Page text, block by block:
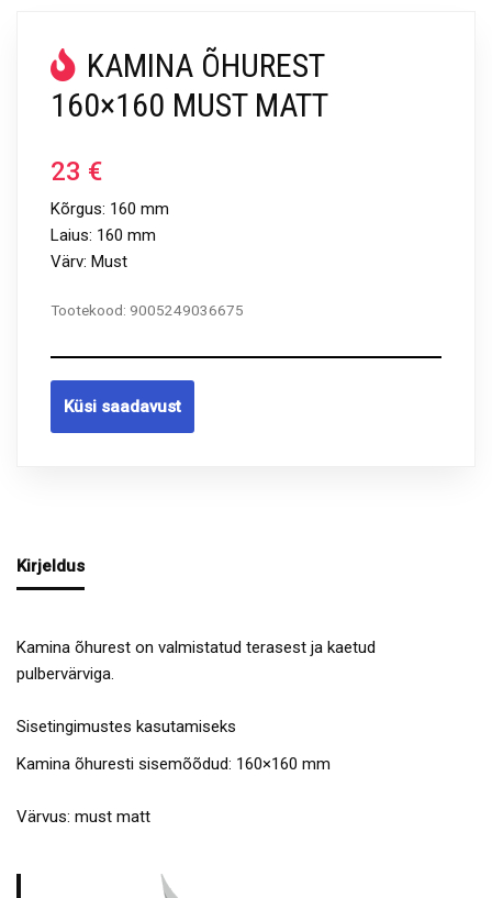
KAMINA ÕHUREST
160×160 MUST MATT
23 €
Kõrgus: 160 mm
Laius: 160 mm
Värv: Must
Tootekood: 9005249036675
Küsi saadavust
Kirjeldus
Kamina õhurest on valmistatud terasest ja kaetud
pulbervärviga.
Sisetingimustes kasutamiseks
Kamina õhuresti sisemõõdud: 160×160 mm
Värvus: must matt